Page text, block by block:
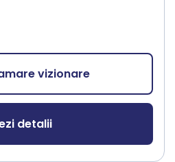
vizionare
detalii